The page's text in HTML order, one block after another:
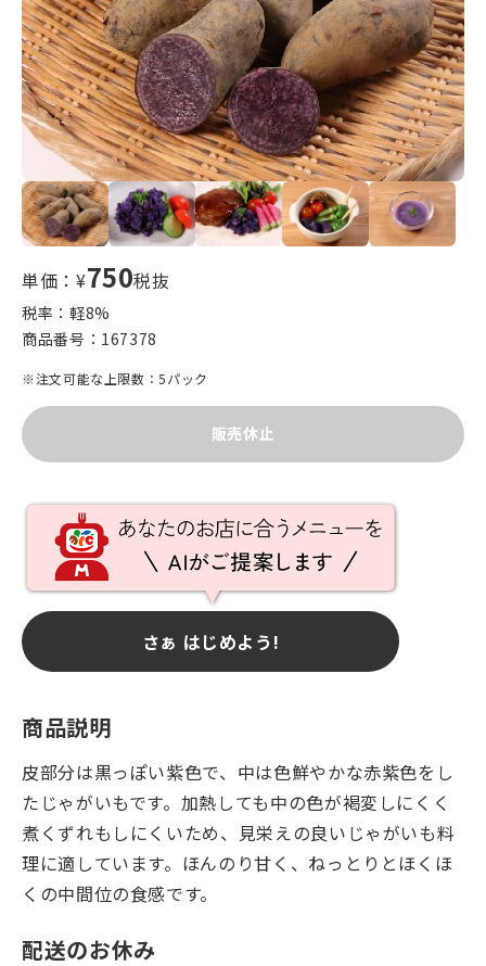
単価：¥750税抜
税率：軽8%
商品番号： 167378
※注文可能な上限数：5パック
販売休止
さぁ はじめよう!
商品説明
皮部分は黒っぽい紫色で、中は色鮮やかな赤紫色をし
たじゃがいもです。加熱しても中の色が褐変しにくく
煮くずれもしにくいため、見栄えの良いじゃがいも料
理に適しています。ほんのり甘く、ねっとりとほくほ
くの中間位の食感です。
配送のお休み